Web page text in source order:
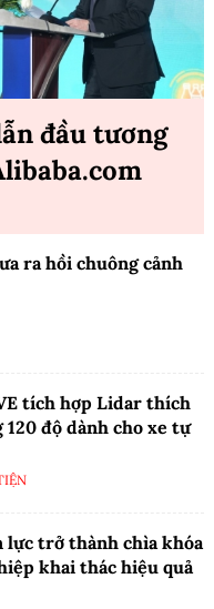
đầu tương
ra hồi chuông cảnh
tích hợp Lidar thích
120 độ dành cho xe tự
lực trở thành chìa khóa
khai thác hiệu quả